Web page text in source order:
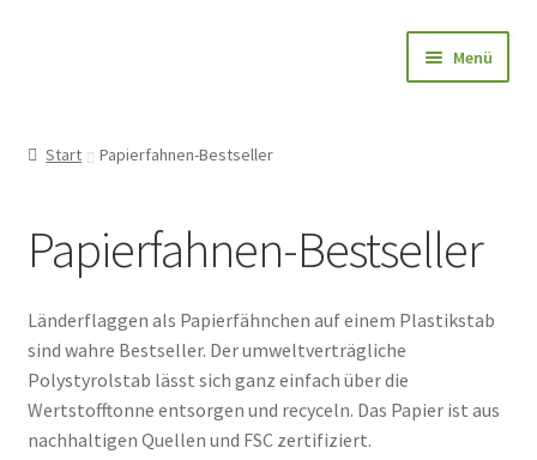
Menü
🌱 Holzstab
🌟 Bestseller
✅ Anfrage
👤Konto
Start Papierfahnen-Bestseller
Papierfahnen-Bestseller
Länderflaggen als Papierfähnchen auf einem Plastikstab
sind wahre Bestseller. Der umweltverträgliche
Polystyrolstab lässt sich ganz einfach über die
Wertstofftonne entsorgen und recyceln. Das Papier ist aus
nachhaltigen Quellen und FSC zertifiziert.